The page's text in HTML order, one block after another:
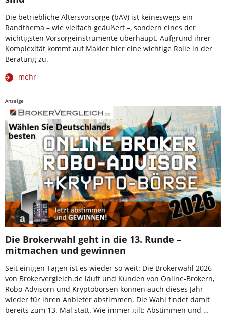
Die betriebliche Altersvorsorge (bAV) ist keineswegs ein
Randthema – wie vielfach geäußert –, sondern eines der
wichtigsten Vorsorgeinstrumente überhaupt. Aufgrund ihrer
Komplexität kommt auf Makler hier eine wichtige Rolle in der
Beratung zu.
mehr
Anzeige
Die Brokerwahl geht in die 13. Runde –
mitmachen und gewinnen
Seit einigen Tagen ist es wieder so weit: Die Brokerwahl 2026
von Brokervergleich.de läuft und Kunden von Online-Brokern,
Robo-Advisorn und Kryptobörsen können auch dieses Jahr
wieder für ihren Anbieter abstimmen. Die Wahl findet damit
bereits zum 13. Mal statt. Wie immer gilt: Abstimmen und …